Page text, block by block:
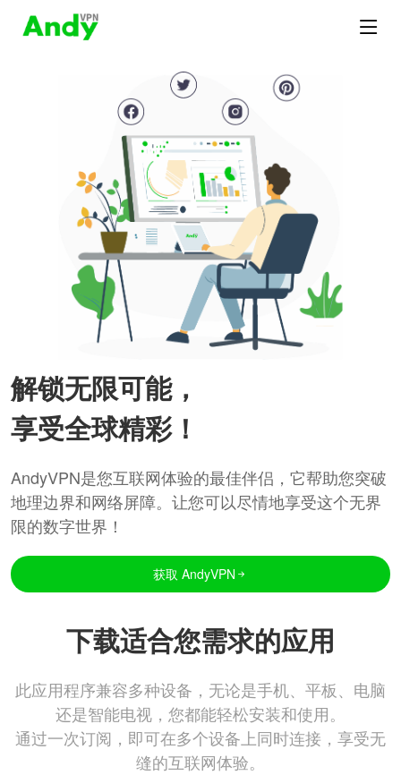
解锁无限可能，
享受全球精彩！
AndyVPN是您互联网体验的最佳伴侣，它帮助您突破
地理边界和网络屏障。让您可以尽情地享受这个无界
限的数字世界！
获取 AndyVPN
下载适合您需求的应用
此应用程序兼容多种设备，无论是手机、平板、电脑
还是智能电视，您都能轻松安装和使用。
通过一次订阅，即可在多个设备上同时连接，享受无
缝的互联网体验。